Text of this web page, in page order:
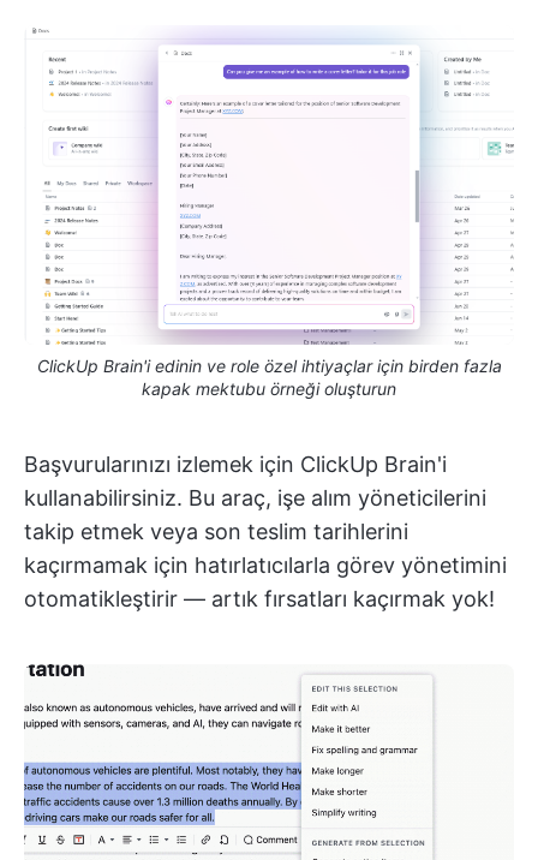
ClickUp Brain'i edinin ve role özel ihtiyaçlar için birden fazla
kapak mektubu örneği oluşturun
Başvurularınızı izlemek için ClickUp Brain'i
kullanabilirsiniz. Bu araç, işe alım yöneticilerini
takip etmek veya son teslim tarihlerini
kaçırmamak için hatırlatıcılarla görev yönetimini
otomatikleştirir — artık fırsatları kaçırmak yok!